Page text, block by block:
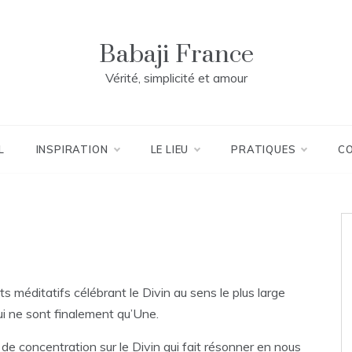
Babaji France
Vérité, simplicité et amour
INSPIRATION LE LIEU PRATIQUES
méditatifs célébrant le Divin au sens le plus large
sont finalement qu’Une.
concentration sur le Divin qui fait résonner en nous